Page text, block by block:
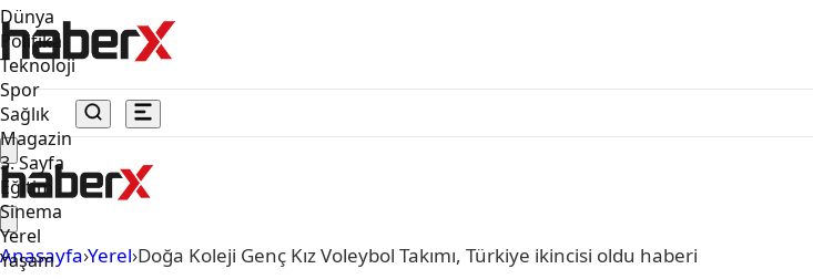
Dünya
Politika
Teknoloji
Spor
Sağlık
Magazin
3. Sayfa
Eğitim
Sinema
Yerel
Yaşam
Anasayfa›Yerel›Doğa Koleji Genç Kız Voleybol Takımı, Türkiye ikincisi oldu haberi